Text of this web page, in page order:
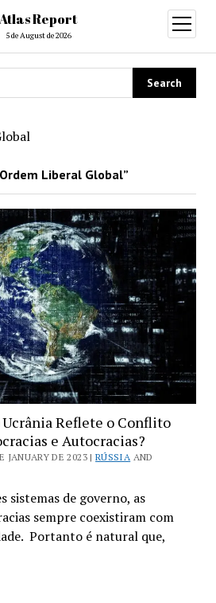
Atlas Report
5 de August de 2026
open
menu
Liberal Global”
Ucrânia Reflete o Conflito
e Autocracias?
JANUARY DE 2023 |RÚSSIA AND
sistemas de governo, as
sempre coexistiram com
Portanto é natural que,